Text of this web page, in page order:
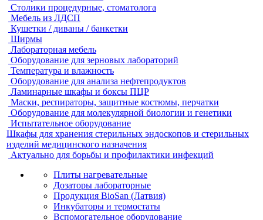
Столики процедурные, стоматолога
Мебель из ЛДСП
Кушетки / диваны / банкетки
Ширмы
Лабораторная мебель
Оборудование для зерновых лабораторий
Температура и влажность
Оборудование для анализа нефтепродуктов
Ламинарные шкафы и боксы ПЦР
Маски, респираторы, защитные костюмы, перчатки
Оборудование для молекулярной биологии и генетики
Испытательное оборудование
Шкафы для хранения стерильных эндоскопов и стерильных
изделий медицинского назначения
Актуально для борьбы и профилактики инфекций
Плиты нагревательные
Дозаторы лабораторные
Продукция BioSan (Латвия)
Инкубаторы и термостаты
Вспомогательное оборудование